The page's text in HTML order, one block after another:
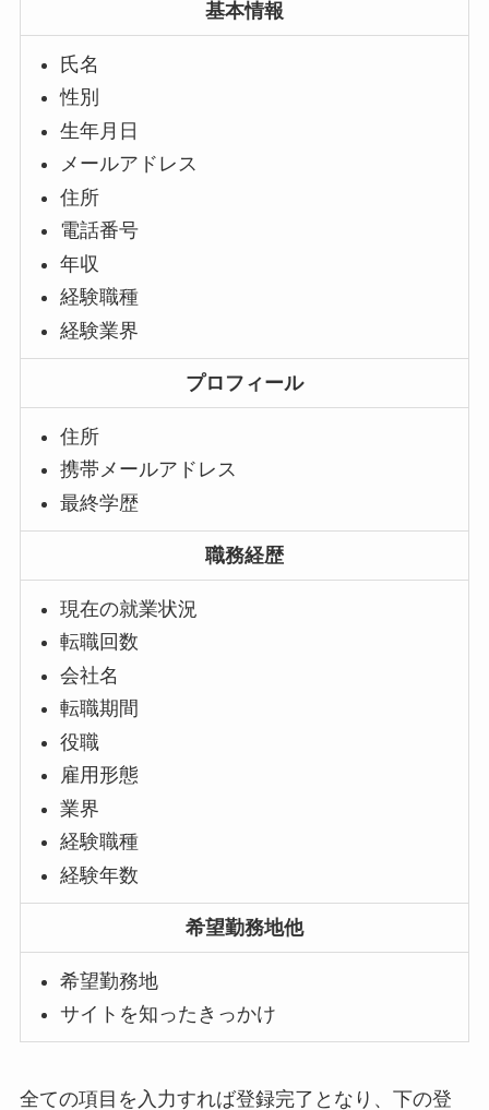
基本情報
氏名
性別
生年月日
メールアドレス
住所
電話番号
年収
経験職種
経験業界
プロフィール
住所
携帯メールアドレス
最終学歴
職務経歴
現在の就業状況
転職回数
会社名
転職期間
役職
雇用形態
業界
経験職種
経験年数
希望勤務地他
希望勤務地
サイトを知ったきっかけ
全ての項目を入力すれば登録完了となり、下の登